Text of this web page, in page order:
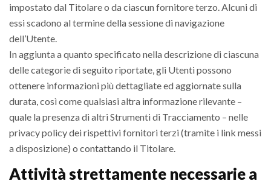
impostato dal Titolare o da ciascun fornitore terzo. Alcuni di
essi scadono al termine della sessione di navigazione
dell’Utente.
In aggiunta a quanto specificato nella descrizione di ciascuna
delle categorie di seguito riportate, gli Utenti possono
ottenere informazioni più dettagliate ed aggiornate sulla
durata, così come qualsiasi altra informazione rilevante –
quale la presenza di altri Strumenti di Tracciamento – nelle
privacy policy dei rispettivi fornitori terzi (tramite i link messi
a disposizione) o contattando il Titolare.
Attività strettamente necessarie a